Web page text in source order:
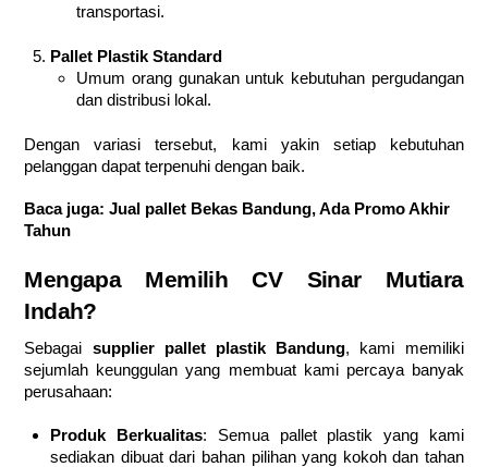
transportasi.
Pallet Plastik Standard
Umum orang gunakan untuk kebutuhan pergudangan
dan distribusi lokal.
Dengan variasi tersebut, kami yakin setiap kebutuhan
pelanggan dapat terpenuhi dengan baik.
Baca juga:Jual pallet Bekas Bandung, Ada Promo Akhir
Tahun
Mengapa Memilih CV Sinar Mutiara
Indah?
Sebagai supplier pallet plastik Bandung, kami memiliki
sejumlah keunggulan yang membuat kami percaya banyak
perusahaan:
Produk Berkualitas: Semua pallet plastik yang kami
sediakan dibuat dari bahan pilihan yang kokoh dan tahan